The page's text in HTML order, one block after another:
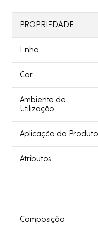
PROPRIEDADE
Linha
Cor
Ambiente de
Utilização
Aplicação do Produto
Atributos
Composição